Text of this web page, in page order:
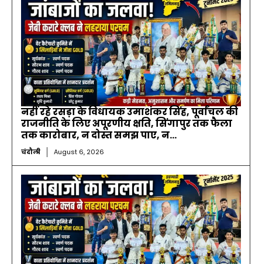
नहीं रहे रसड़ा के विधायक उमाशंकर सिंह, पूर्वांचल की
राजनीति के लिए अपूरणीय क्षति, सिंगापुर तक फैला
तक कारोबार, न दोस्त समझ पाए, न...
चंदौली August 6, 2026